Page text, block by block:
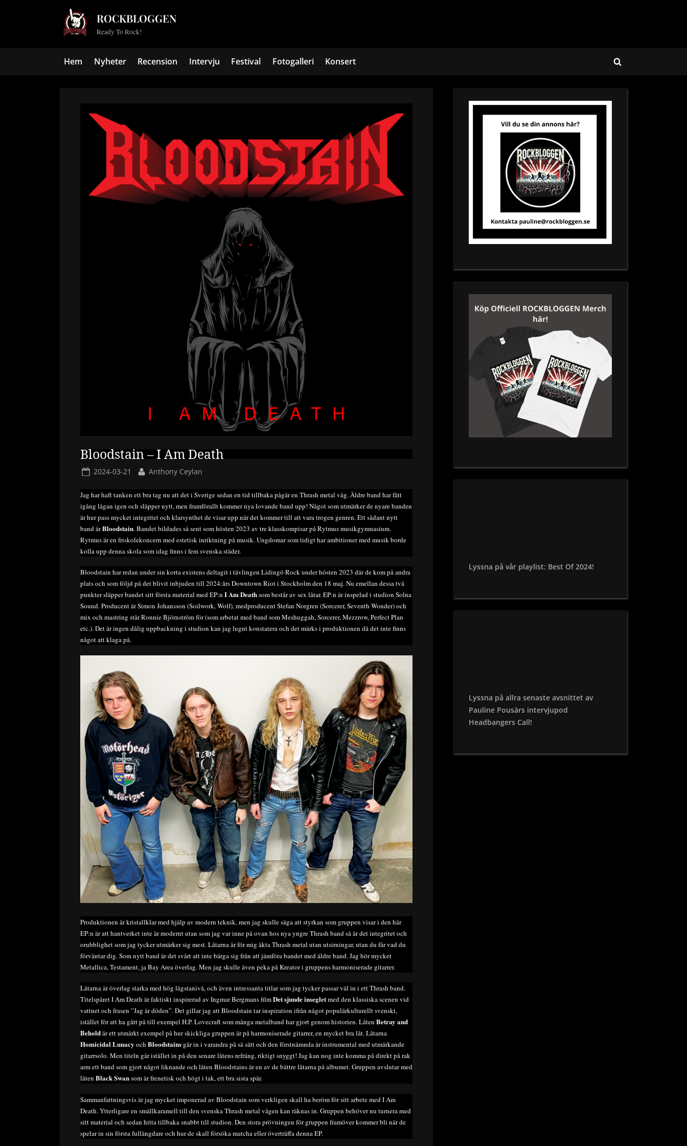
ROCKBLOGGEN
Ready To Rock!
Hem Nyheter Recension Intervju Festival Fotogalleri Konsert
Toggle
Bloodstain – I Am Death
Posted
2024-03-21 By
Anthony Ceylan
Jag har haft tanken ett bra tag nu att det i Sverige sedan en tid tillbaka pågår en Thrash metal våg. Äldre band har fått
igång lågan igen och släpper nytt, men framförallt kommer nya lovande band upp! Något som utmärker de nyare banden
är hur pass mycket integritet och klarsynthet de visar upp när det kommer till att vara trogen genren. Ett sådant nytt
band ärBloodstain. Bandet bildades så sent som hösten 2023 av tre klasskompisar på Rytmus musikgymnasium.
Rytmus är en friskolekoncern med estetisk inriktning på musik. Ungdomar som tidigt har ambitioner med musik borde
kolla upp denna skola som idag finns i fem svenska städer.
Bloodstain har redan under sin korta existens deltagit i tävlingen Lidingö Rock under hösten 2023 där de kom på andra
plats och som följd på det blivit inbjuden till 2024:års Downtown Riot i Stockholm den 18 maj. Nu emellan dessa två
punkter släpper bandet sitt första material med EP:n I Am Deathsom består av sex låtar. EP:n är inspelad i studion Solna
Sound. Producent är Simon Johansson (Soilwork, Wolf), medproducent Stefan Norgren (Sorcerer, Seventh Wonder) och
mix och mastring står Ronnie Björnström för (som arbetat med band som Meshuggah, Sorcerer, Mezzrow, Perfect Plan
etc.). Det är ingen dålig uppbackning i studion kan jag lugnt konstatera och det märks i produktionen då det inte finns
något att klaga på.
Produktionen är kristallklar med hjälp av modern teknik, men jag skulle säga att styrkan som gruppen visar i den här
EP:n är att hantverket inte är modernt utan som jag var inne på ovan hos nya yngre Thrash band så är det integritet och
orubblighet som jag tycker utmärker sig mest. Låtarna är för mig äkta Thrash metal utan utsirningar, utan du får vad du
förväntar dig. Som nytt band är det svårt att inte bärga sig från att jämföra bandet med äldre band. Jag hör mycket
Metallica, Testament, ja Bay Area överlag. Men jag skulle även peka på Kreator i gruppens harmoniserade gitarrer.
Låtarna är överlag starka med hög lägstanivå, och även intressanta titlar som jag tycker passar väl in i ett Thrash band.
Titelspåret I Am Death är faktiskt inspirerad av Ingmar Bergmans filmDet sjunde insegletmed den klassiska scenen vid
vattnet och frasen ”Jag är döden”. Det gillar jag att Bloodstain tar inspiration ifrån något populärkulturellt svenskt,
istället för att ha gått på till exempel H.P. Lovecraft som många metalband har gjort genom historien. Låten Betray and
Beholdär ett utmärkt exempel på hur skickliga gruppen är på harmoniserade gitarrer, en mycket bra låt. Låtarna
Homicidal Lunacy och Bloodstains går in i varandra på så sätt och den förstnämnda är instrumental med utmärkande
gitarrsolo. Men titeln går istället in på den senare låtens refräng, riktigt snyggt! Jag kan nog inte komma på direkt på rak
arm ett band som gjort något liknande och låten Bloodstains är en av de bättre låtarna på albumet. Gruppen avslutar med
låten Black Swansom är frenetisk och högt i tak, ett bra sista spår.
Sammanfattningsvis är jag mycket imponerad av Bloodstain som verkligen skall ha beröm för sitt arbete med I Am
Death. Ytterligare en smällkaramell till den svenska Thrash metal vågen kan räknas in. Gruppen behöver nu turnera med
sitt material och sedan hitta tillbaka snabbt till studion. Den stora prövningen för gruppen framöver kommer bli när de
spelar in sin första fullängdare och hur de skall försöka matcha eller överträffa denna EP.
Lyssna på vår playlist: Best Of 2024!
Lyssna på allra senaste avsnittet av
Pauline Pousàrs intervjupod
Headbangers Call!